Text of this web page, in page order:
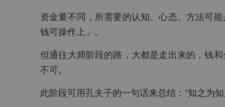
资金量不同，所需要的认知、心态、方法可
钱可操作上」。
但通往大师阶段的路，大都是走出来的，钱
不可。
此阶段可用孔夫子的一句话来总结：“知之为